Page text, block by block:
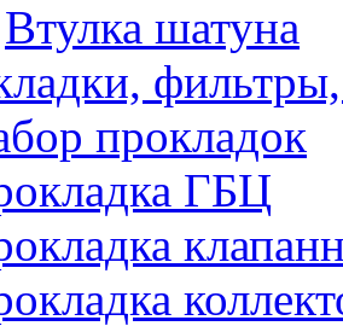
Втулка шатуна
прокладок
ГБЦ